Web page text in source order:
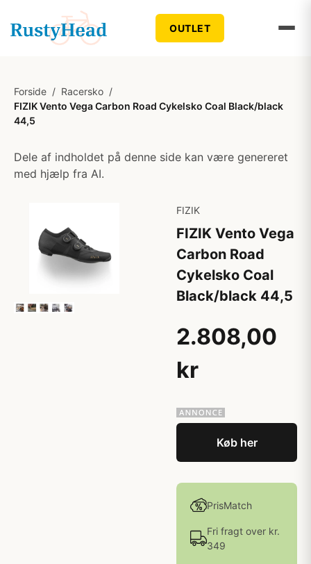
OUTLET
Forside / Racersko /
FIZIK Vento Vega Carbon Road Cykelsko Coal Black/black
44,5
Dele af indholdet på denne side kan være genereret
med hjælp fra AI.
FIZIK
FIZIK Vento Vega
Carbon Road
Cykelsko Coal
Black/black 44,5
2.808,00
kr
Køb her
PrisMatch
Fri fragt over kr.
349